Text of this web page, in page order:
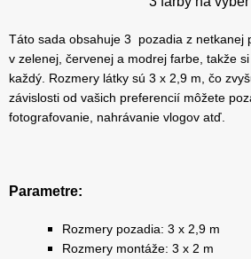
Táto sada obsahuje 3 pozadia z netkanej
v zelenej, červenej a modrej farbe, takže
každý. Rozmery látky sú 3 x 2,9 m, čo
závislosti od vašich preferencií môžete
fotografovanie, nahrávanie vlogov atď.
Parametre:
Rozmery pozadia: 3 x 2,9 m
Rozmery montáže: 3 x 2 m